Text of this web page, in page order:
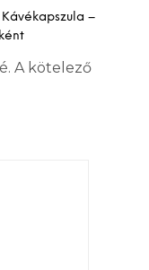
–
A kötelező